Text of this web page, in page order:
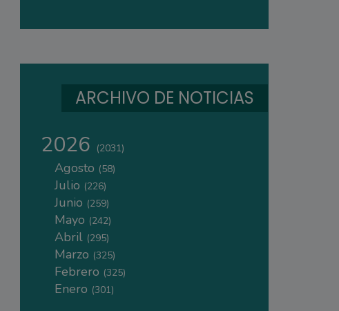
ARCHIVO DE NOTICIAS
2026 (2031)
Agosto (58)
Julio (226)
Junio (259)
Mayo (242)
Abril (295)
Marzo (325)
Febrero (325)
Enero (301)